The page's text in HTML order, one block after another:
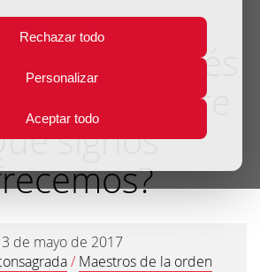
Rechazar todo
Personalizar
Aceptar todo
después
septiembre
signos
3 de mayo de 2017
/ Maestros de la orden